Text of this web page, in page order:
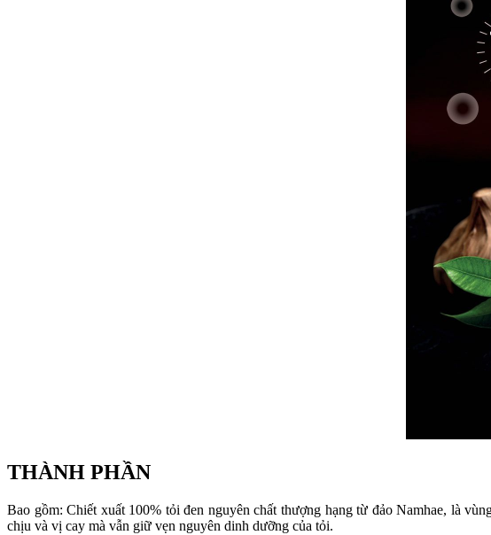
THÀNH PHẦN
Bao gồm: Chiết xuất 100% tỏi đen nguyên chất thượng hạng từ đảo Namhae, là
chịu và vị cay mà vẫn giữ vẹn nguyên dinh dưỡng của tỏi.